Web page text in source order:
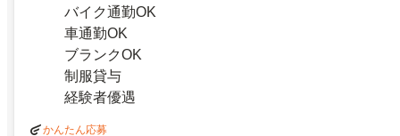
バイク通勤OK
車通勤OK
ブランクOK
制服貸与
経験者優遇
かんたん応募